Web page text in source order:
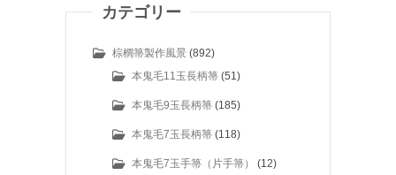
カテゴリー
棕櫚箒製作風景 (892)
本鬼毛11玉長柄箒 (51)
本鬼毛9玉長柄箒 (185)
本鬼毛7玉長柄箒 (118)
本鬼毛7玉手箒（片手箒） (12)